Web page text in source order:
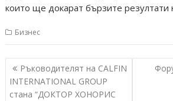
които ще докарат бързите резултати
Бизнес
Навигация
Ръководителят на CALFIN
INTERNATIONAL GROUP
стана “ДОКТОР ХОНОРИС